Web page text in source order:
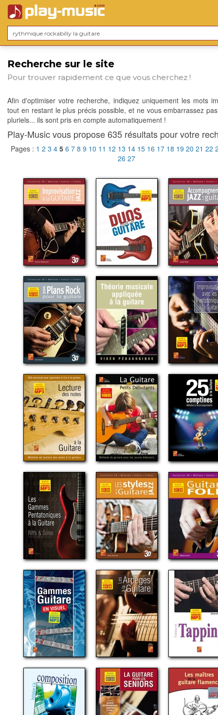
Recherche sur le site
Pour trouver rapidement ce que vous cherchez !
Afin d'optimiser votre recherche, indiquez uniquement les mots
tout en restant le plus précis possible, et ne vous embarrassez
pluriels... ils sont pris en compte automatiquement !
Play-Music vous propose 635 résultats pour votre
Pages : 1 2 3 4 5 6 7 8 9 10 11 12 13 14 15 16 17 18 19 20 21 22
26 27